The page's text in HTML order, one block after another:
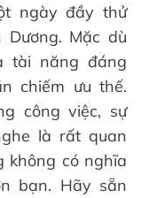
ngày đầy thử
Mặc dù
tài năng đáng
chiếm ưu thế.
công việc, sự
là rất quan
không có nghĩa
bạn. Hãy sẵn